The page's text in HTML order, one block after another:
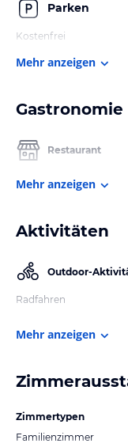
Parken
Kostenfrei
Mehr anzeigen
Gastronomie
Restaurant
Mehr anzeigen
Aktivitäten
Outdoor-
Radfahren
Mehr anzeigen
Zimmertypen
Familienzimmer